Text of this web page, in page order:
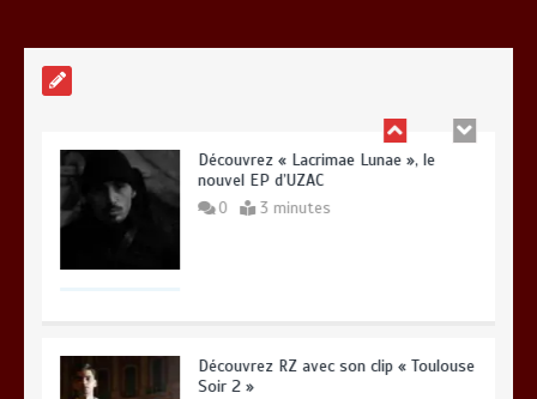
Découvrez « Lacrimae Lunae », le
nouvel EP d’UZAC
0 3 minutes
Découvrez RZ avec son clip « Toulouse
Soir 2 »